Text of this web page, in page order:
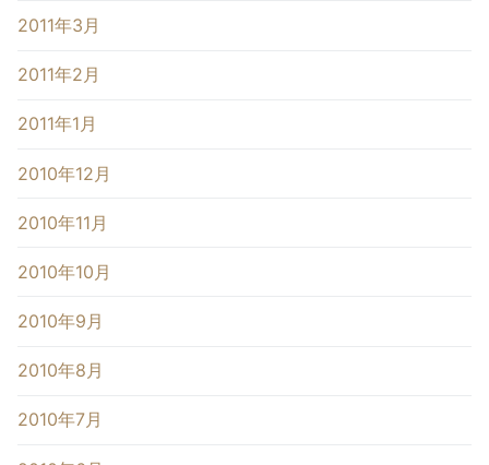
2011年3月
2011年2月
2011年1月
2010年12月
2010年11月
2010年10月
2010年9月
2010年8月
2010年7月